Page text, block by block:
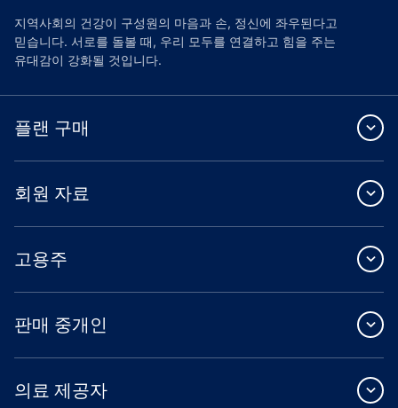
지역사회의 건강이 구성원의 마음과 손, 정신에 좌우된다고
믿습니다. 서로를 돌볼 때, 우리 모두를 연결하고 힘을 주는
유대감이 강화될 것입니다.
플랜 구매
회원 자료
고용주
판매 중개인
의료 제공자